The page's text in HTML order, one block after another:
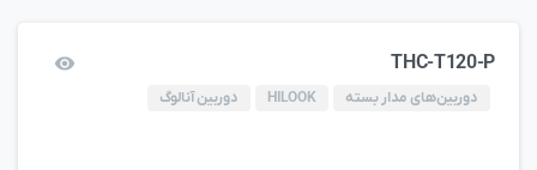
THC-T120-P
دوربین‌های مدار بسته HILOOK دوربین آنالوگ